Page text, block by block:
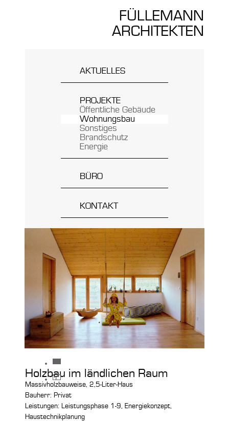
FÜLLEMANN
ARCHITEKTEN
AKTUELLES
PROJEKTE
Öffentliche Gebäude
Wohnungsbau
Sonstiges
Brandschutz
Energie
BÜRO
Team
Philosophie
KONTAKT
0
1
Holzbau im ländlichen Raum
Massivholzbauweise, 2,5-Liter-Haus
Bauherr: Privat
Leistungen: Leistungsphase 1-9, Energiekonzept,
Haustechnikplanung